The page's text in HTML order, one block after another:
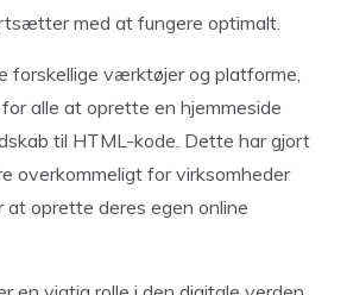
med at fungere optimalt.
forskellige værktøjer og platforme,
alle at oprette en hjemmeside
til HTML-kode. Dette har gjort
overkommeligt for virksomheder
at oprette deres egen online